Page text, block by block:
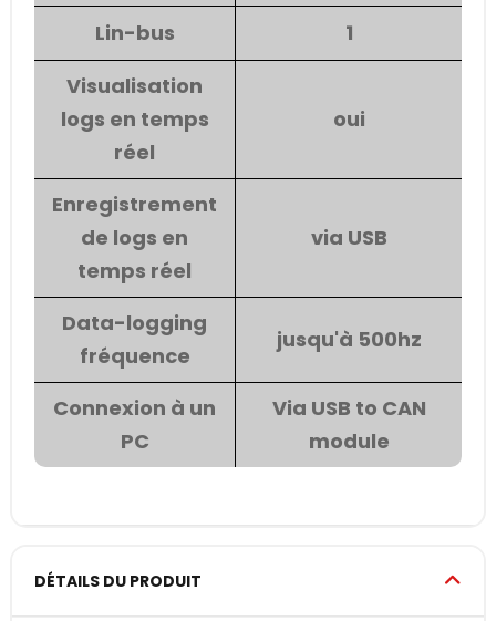
Lin-bus
1
Visualisation
logs en temps
réel
oui
Enregistrement
de logs en
temps réel
via USB
Data-logging
fréquence
jusqu'à 500hz
Connexion à un
PC
Via USB to CAN
module
DÉTAILS DU PRODUIT